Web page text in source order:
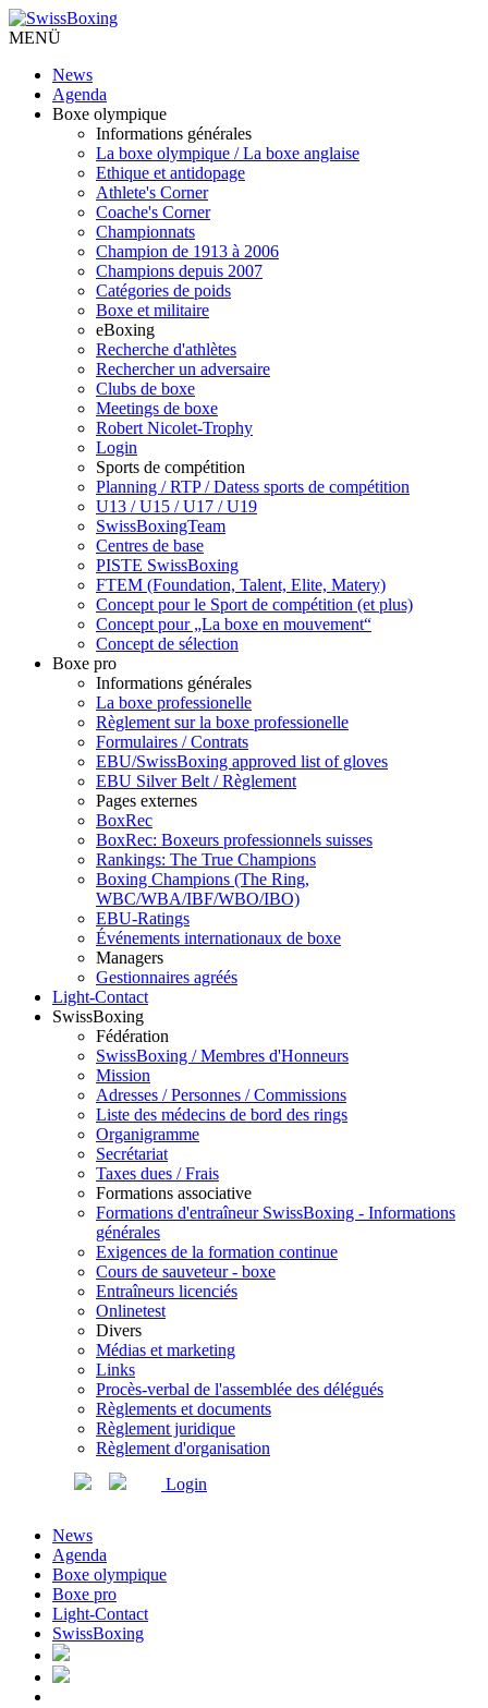
MENÜ
News
Agenda
Boxe olympique
Informations générales
La boxe olympique / La boxe anglaise
Ethique et antidopage
Athlete's Corner
Coache's Corner
Championnats
Champion de 1913 à 2006
Champions depuis 2007
Catégories de poids
Boxe et militaire
eBoxing
Recherche d'athlètes
Rechercher un adversaire
Clubs de boxe
Meetings de boxe
Robert Nicolet-Trophy
Login
Sports de compétition
Planning / RTP / Datess sports de compétition
U13 / U15 / U17 / U19
SwissBoxingTeam
Centres de base
PISTE SwissBoxing
FTEM (Foundation, Talent, Elite, Matery)
Concept pour le Sport de compétition (et plus)
Concept pour „La boxe en mouvement“
Concept de sélection
Boxe pro
Informations générales
La boxe professionelle
Règlement sur la boxe professionelle
Formulaires / Contrats
EBU/SwissBoxing approved list of gloves
EBU Silver Belt / Règlement
Pages externes
BoxRec
BoxRec: Boxeurs professionnels suisses
Rankings: The True Champions
Boxing Champions (The Ring,
WBC/WBA/IBF/WBO/IBO)
EBU-Ratings
Événements internationaux de boxe
Managers
Gestionnaires agréés
Light-Contact
SwissBoxing
Fédération
SwissBoxing / Membres d'Honneurs
Mission
Adresses / Personnes / Commissions
Liste des médecins de bord des rings
Organigramme
Secrétariat
Taxes dues / Frais
Formations associative
Formations d'entraîneur SwissBoxing - Informations
générales
Exigences de la formation continue
Cours de sauveteur - boxe
Entraîneurs licenciés
Onlinetest
Divers
Médias et marketing
Links
Procès-verbal de l'assemblée des délégués
Règlements et documents
Règlement juridique
Règlement d'organisation
Login
News
Agenda
Boxe olympique
Boxe pro
Light-Contact
SwissBoxing